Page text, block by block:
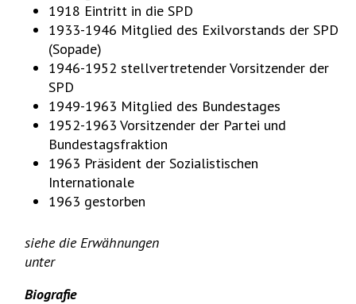
1918 Eintritt in die SPD
1933-1946 Mitglied des Exilvorstands der SPD
(Sopade)
1946-1952 stellvertretender Vorsitzender der
SPD
1949-1963 Mitglied des Bundestages
1952-1963 Vorsitzender der Partei und
Bundestagsfraktion
1963 Präsident der Sozialistischen
Internationale
1963 gestorben
siehe die Erwähnungen
unter
Biografie